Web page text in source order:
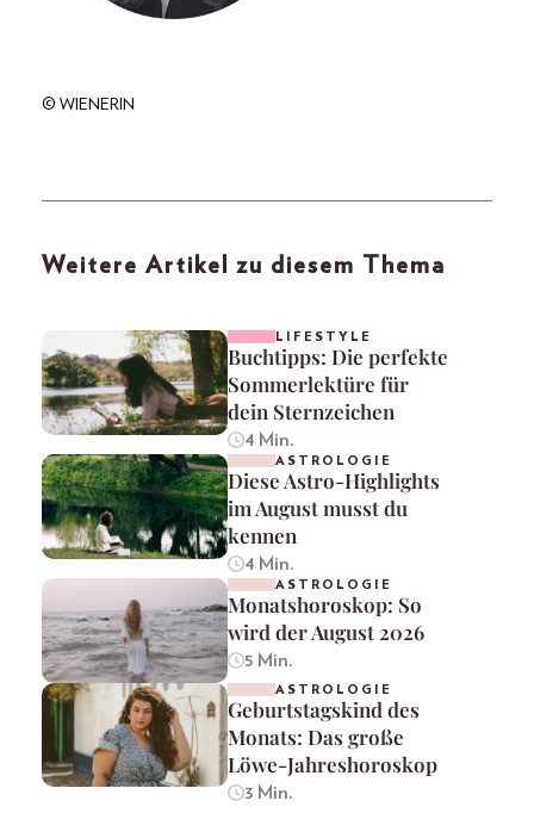
© WIENERIN
Weitere Artikel zu diesem Thema
LIFESTYLE
Buchtipps: Die perfekte
Sommerlektüre für
dein Sternzeichen
4 Min.
ASTROLOGIE
Diese Astro-Highlights
im August musst du
kennen
4 Min.
ASTROLOGIE
Monatshoroskop: So
wird der August 2026
5 Min.
ASTROLOGIE
Geburtstagskind des
Monats: Das große
Löwe-Jahreshoroskop
3 Min.